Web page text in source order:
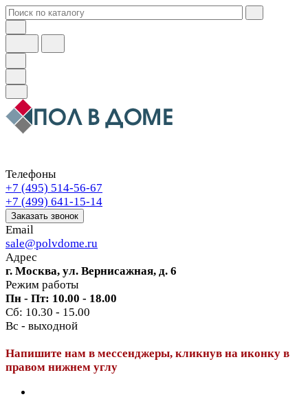
Телефоны
+7 (495) 514-56-67
+7 (499) 641-15-14
Заказать звонок
Email
sale@polvdome.ru
Адрес
г. Москва, ул. Вернисажная, д. 6
Режим работы
Пн - Пт: 10.00 - 18.00
Сб: 10.30 - 15.00
Вс - выходной
Напишите нам в мессенджеры, кликнув на иконку в
правом нижнем углу